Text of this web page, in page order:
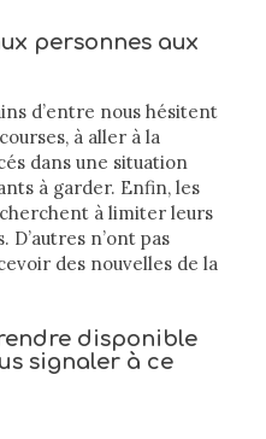
personnes aux
d’entre nous hésitent
à aller à la
dans une situation
à garder. Enfin, les
à limiter leurs
n’ont pas
des nouvelles de la
disponible
signaler à ce